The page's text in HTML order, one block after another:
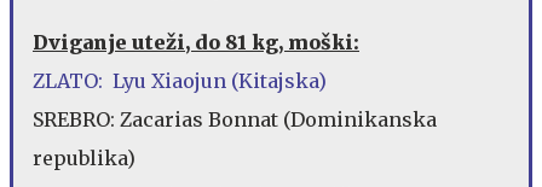
Dviganje uteži, do 81 kg, moški:
ZLATO: Lyu Xiaojun (Kitajska)
SREBRO: Zacarias Bonnat (Dominikanska
republika)